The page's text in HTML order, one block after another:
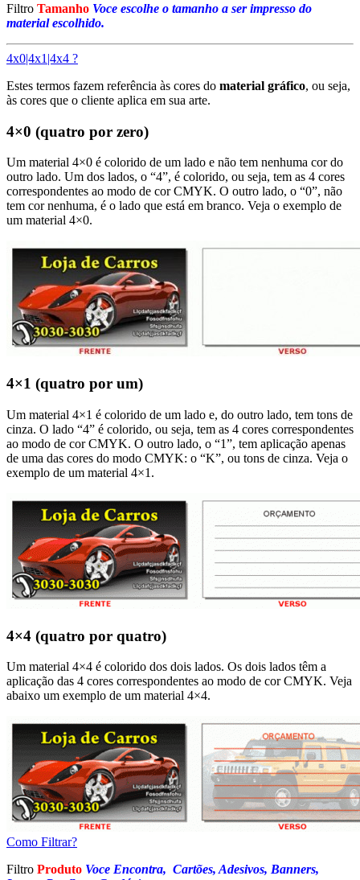
Filtro Tamanho Voce escolhe o tamanho a ser impresso do
material escolhido.
4x0|4x1|4x4 ?
Estes termos fazem referência às cores do material gráfico, ou seja,
às cores que o cliente aplica em sua arte.
4×0 (quatro por zero)
Um material 4×0 é colorido de um lado e não tem nenhuma cor do
outro lado. Um dos lados, o “4”, é colorido, ou seja, tem as 4 cores
correspondentes ao modo de cor CMYK. O outro lado, o “0”, não
tem cor nenhuma, é o lado que está em branco. Veja o exemplo de
um material 4×0.
4×1 (quatro por um)
Um material 4×1 é colorido de um lado e, do outro lado, tem tons de
cinza. O lado “4” é colorido, ou seja, tem as 4 cores correspondentes
ao modo de cor CMYK. O outro lado, o “1”, tem aplicação apenas
de uma das cores do modo CMYK: o “K”, ou tons de cinza. Veja o
exemplo de um material 4×1.
4×4 (quatro por quatro)
Um material 4×4 é colorido dos dois lados. Os dois lados têm a
aplicação das 4 cores correspondentes ao modo de cor CMYK. Veja
abaixo um exemplo de um material 4×4.
Como Filtrar?
Filtro Produto Voce Encontra, Cartões, Adesivos, Banners,